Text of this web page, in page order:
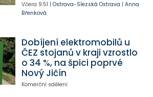
Včera 9:51 | Ostrava-Slezská Ostrava | Anna
Břenková
Dobíjení elektromobilů u
ČEZ stojanů v kraji vzrostlo
o 34 %, na špici poprvé
Nový Jičín
Komerční sdělení